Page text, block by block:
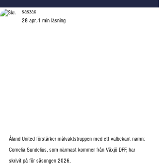
saszac
28 apr. 1 min läsning
Åland United förstärker målvaktstruppen med ett välbekant namn:
Cornelia Sundelius, som närmast kommer från Växjö DFF, har
skrivit på för säsongen 2026.